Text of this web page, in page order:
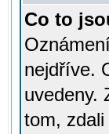
Co to
nejdříve.
uvedeny.
tom,